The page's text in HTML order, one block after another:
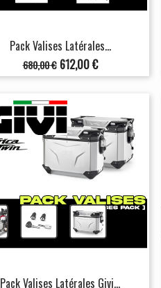
Pack Valises Latérales...
Prix
de
680,00 € Prix
612,00 €
Pack Valises Latérales Givi...